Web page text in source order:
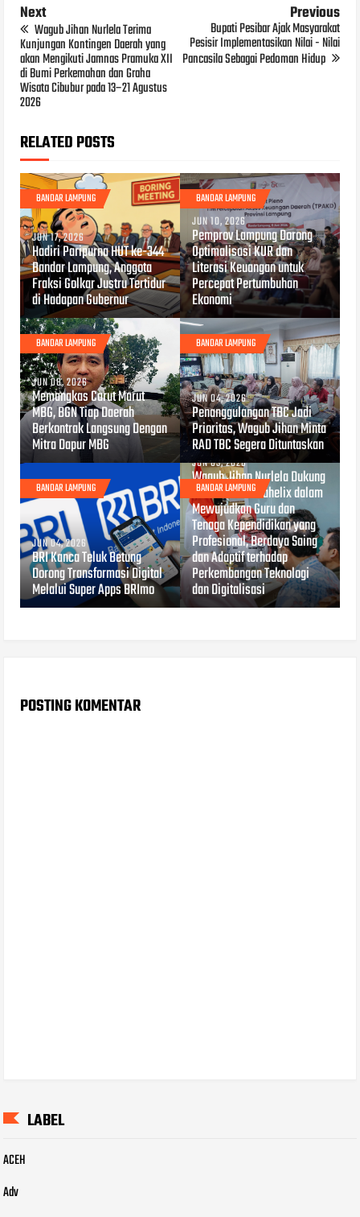
Next
Wagub Jihan Nurlela Terima
Kunjungan Kontingen Daerah yang
akan Mengikuti Jamnas Pramuka XII
di Bumi Perkemahan dan Graha
Wisata Cibubur pada 13–21 Agustus
2026
Previous
Bupati Pesibar Ajak Masyarakat
Pesisir Implementasikan Nilai - Nilai
Pancasila Sebagai Pedoman Hidup
RELATED POSTS
BANDAR LAMPUNG
JUN 17, 2026
Hadiri Paripurna HUT ke-344
Bandar Lampung, Anggota
Fraksi Golkar Justru Tertidur
di Hadapan Gubernur
BANDAR LAMPUNG
JUN 10, 2026
Pemprov Lampung Dorong
Optimalisasi KUR dan
Literasi Keuangan untuk
Percepat Pertumbuhan
Ekonomi
BANDAR LAMPUNG
JUN 08, 2026
Memangkas Carut Marut
MBG, BGN Tiap Daerah
Berkontrak Langsung Dengan
Mitra Dapur MBG
BANDAR LAMPUNG
JUN 04, 2026
Penanggulangan TBC Jadi
Prioritas, Wagub Jihan Minta
RAD TBC Segera Dituntaskan
BANDAR LAMPUNG
JUN 04, 2026
BRI Kanca Teluk Betung
Dorong Transformasi Digital
Melalui Super Apps BRImo
BANDAR LAMPUNG
JUN 03, 2026
Wagub Jihan Nurlela Dukung
Kolaborasi Hexahelix dalam
Mewujudkan Guru dan
Tenaga Kependidikan yang
Profesional, Berdaya Saing
dan Adaptif terhadap
Perkembangan Teknologi
dan Digitalisasi
POSTING KOMENTAR
LABEL
ACEH
Adv